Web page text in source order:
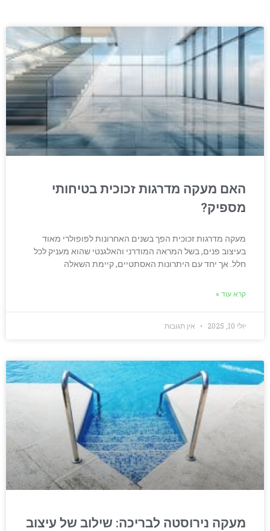
האם מעקה מדרגות זכוכית בטיחותי
מספיק?
מעקה מדרגות זכוכית הפך בשנים האחרונות לפופולרי מאוד
בעיצוב פנים, בשל המראה המודרני והאלגנטי שהוא מעניק לכל
חלל. אך יחד עם היתרונות האסתטיים, קיימת השאלה
קרא עוד »
אין תגובות
מעקה נירוסטה לבריכה: שילוב של עיצוב